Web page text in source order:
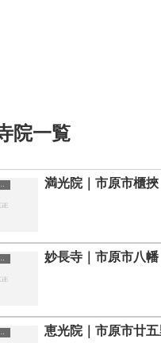
院一覧
寺｜寺院一覧 満光院｜市原市櫃
寺｜寺院一覧 妙長寺｜市原市八
寺｜寺院一覧 恵光院｜市原市廿